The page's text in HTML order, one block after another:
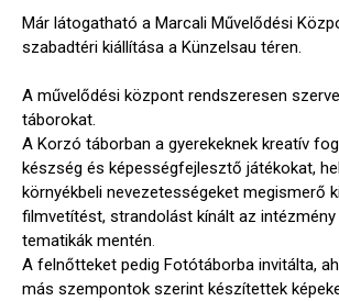
Már látogatható a Marcali Művelődési
szabadtéri kiállítása a Künzelsau téren.
A művelődési központ rendszeresen
táborokat.
A Korzó táborban a gyerekeknek kreatív
készség és képességfejlesztő játékokat,
környékbeli nevezetességeket megismerő
filmvetítést, strandolást kínált az
tematikák mentén.
A felnőtteket pedig Fotótáborba invitálta,
más szempontok szerint készítettek